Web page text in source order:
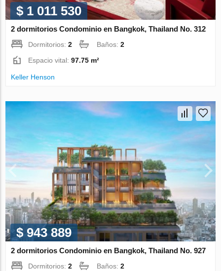
$ 1 011 530
2 dormitorios Condominio en Bangkok, Thailand No. 312
Dormitorios:2 Baños:2
Espacio vital:97.75 m²
Keller Henson
$ 943 889
2 dormitorios Condominio en Bangkok, Thailand No. 927
Dormitorios:2 Baños:2